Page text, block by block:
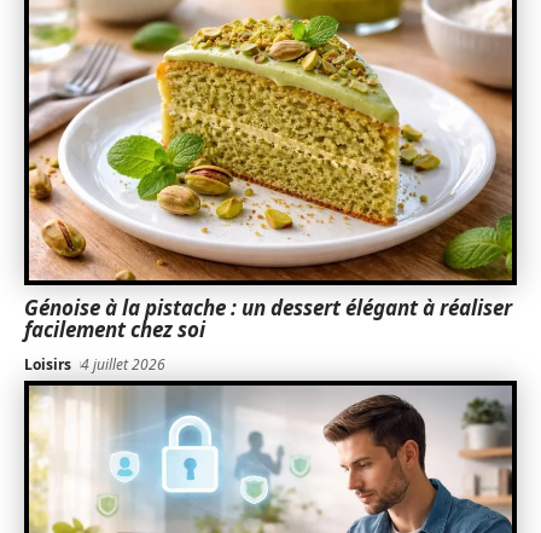
Génoise à la pistache : un dessert élégant à réaliser
facilement chez soi
Loisirs 4 juillet 2026